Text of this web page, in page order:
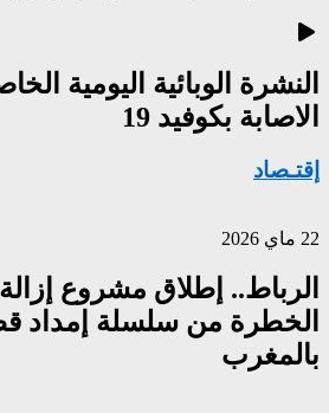
النشرة الوبائية اليومية
الاصابة بكوفيد 19
إقتـصاد
22 ماي 2026
الرباط.. إطلاق مشروع إزالة
الخطرة من سلسلة إمداد
بالمغرب